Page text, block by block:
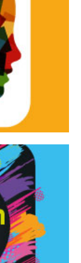
teatro
Edizione